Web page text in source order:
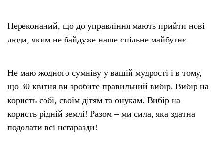
Переконаний, що до управління мають прийти нові
люди, яким не байдуже наше спільне майбутнє.
Не маю жодного сумніву у вашій мудрості і в тому,
що 30 квітня ви зробите правильний вибір. Вибір на
користь собі, своїм дітям та онукам. Вибір на
користь рідній землі! Разом – ми сила, яка здатна
подолати всі негаразди!